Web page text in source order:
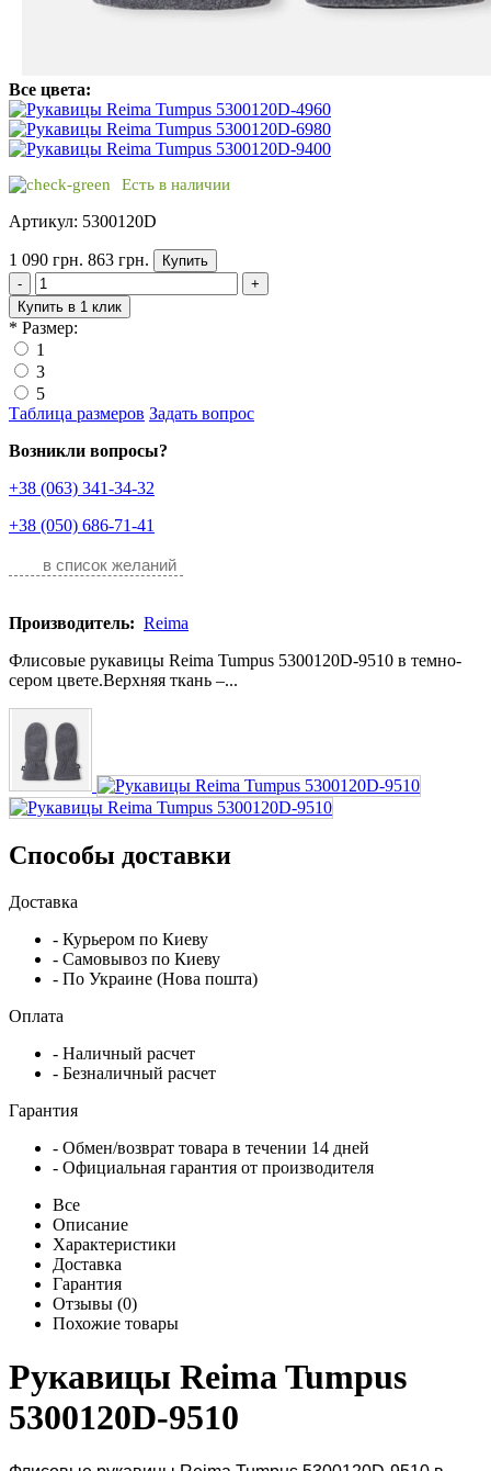
Все цвета:
Есть в наличии
Артикул: 5300120D
1 090 грн. 863 грн.
Купить
-
+
Купить в 1 клик
* Размер:
1
3
5
Таблица размеров Задать вопрос
Возникли вопросы?
+38 (063) 341-34-32
+38 (050) 686-71-41
в список желаний
Производитель: Reima
Флисовые рукавицы Reima Tumpus 5300120D-9510 в темно-
сером цвете.Верхняя ткань –...
Способы доставки
Доставка
- Курьером по Киеву
- Самовывоз по Киеву
- По Украине (Нова пошта)
Оплата
- Наличный расчет
- Безналичный расчет
Гарантия
- Обмен/возврат товара в течении 14 дней
- Официальная гарантия от производителя
Все
Описание
Характеристики
Доставка
Гарантия
Отзывы (0)
Похожие товары
Рукавицы Reima Tumpus
5300120D-9510